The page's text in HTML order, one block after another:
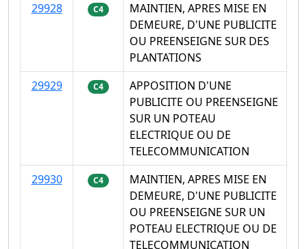
29928
C4
MAINTIEN, APRES MISE EN
DEMEURE, D'UNE PUBLICITE
OU PREENSEIGNE SUR DES
PLANTATIONS
29929
C4
APPOSITION D'UNE
PUBLICITE OU PREENSEIGNE
SUR UN POTEAU
ELECTRIQUE OU DE
TELECOMMUNICATION
29930
C4
MAINTIEN, APRES MISE EN
DEMEURE, D'UNE PUBLICITE
OU PREENSEIGNE SUR UN
POTEAU ELECTRIQUE OU DE
TELECOMMUNICATION